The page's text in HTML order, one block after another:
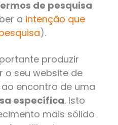
de pesquisa
a intenção que
).
produzir
o seu website de
encontro de uma
específica. Isto
mais sólido